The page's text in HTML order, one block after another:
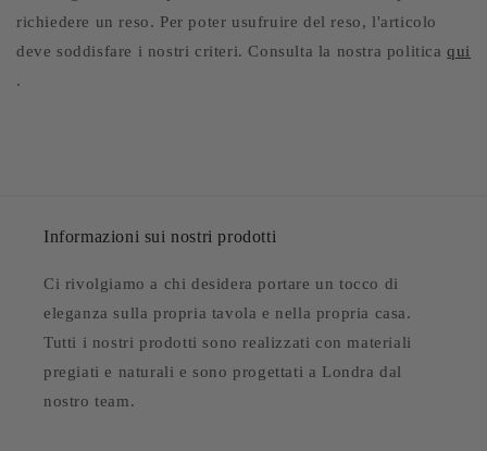
richiedere un reso. Per poter usufruire del reso, l'articolo
deve soddisfare i nostri criteri. Consulta la nostra politicaqui
.
Informazioni sui nostri prodotti
Ci rivolgiamo a chi desidera portare un tocco di
eleganza sulla propria tavola e nella propria casa.
Tutti i nostri prodotti sono realizzati con materiali
pregiati e naturali e sono progettati a Londra dal
nostro team.